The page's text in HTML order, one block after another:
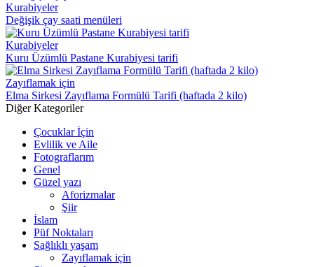
Kurabiyeler
Değişik çay saati menüleri
Kurabiyeler
Kuru Üzümlü Pastane Kurabiyesi tarifi
Zayıflamak için
Elma Sirkesi Zayıflama Formülü Tarifi (haftada 2 kilo)
Diğer Kategoriler
Çocuklar İçin
Evlilik ve Aile
Fotograflarım
Genel
Güzel yazı
Aforizmalar
Şiir
İslam
Püf Noktaları
Sağlıklı yaşam
Zayıflamak için